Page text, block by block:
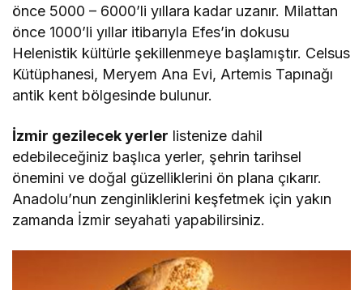
önce 5000 – 6000’li yıllara kadar uzanır. Milattan
önce 1000’li yıllar itibarıyla Efes’in dokusu
Helenistik kültürle şekillenmeye başlamıştır. Celsus
Kütüphanesi, Meryem Ana Evi, Artemis Tapınağı
antik kent bölgesinde bulunur.
İzmir gezilecek yerler listenize dahil
edebileceğiniz başlıca yerler, şehrin tarihsel
önemini ve doğal güzelliklerini ön plana çıkarır.
Anadolu’nun zenginliklerini keşfetmek için yakın
zamanda İzmir seyahati yapabilirsiniz.